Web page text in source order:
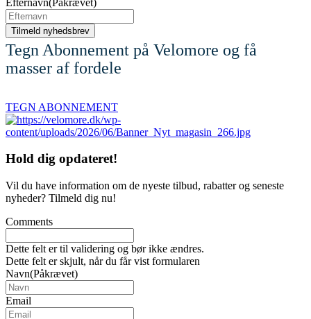
Efternavn(Påkrævet)
Tegn Abonnement på Velomore og få
masser af fordele
TEGN ABONNEMENT
Hold dig opdateret!
Vil du have information om de nyeste tilbud, rabatter og seneste
nyheder? Tilmeld dig nu!
Comments
Dette felt er til validering og bør ikke ændres.
Dette felt er skjult, når du får vist formularen
Navn(Påkrævet)
Email